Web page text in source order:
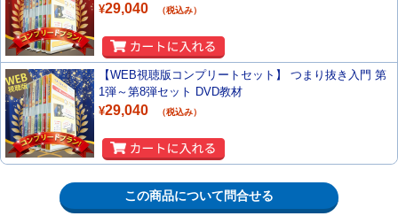
¥29,040 （税込み）
【WEB視聴版コンプリートセット】 つまり抜き入門 第
1弾～第8弾セット DVD教材
¥29,040 （税込み）
この商品について問合せる